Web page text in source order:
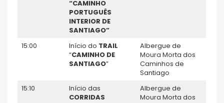
“CAMINHO
PORTUGUÊS
INTERIOR DE
SANTIAGO”
15:00
Início do TRAIL
“CAMINHO DE
SANTIAGO”
Albergue de
Moura Morta dos
Caminhos de
Santiago
15:10
Início das
CORRIDAS
Albergue de
Moura Morta dos